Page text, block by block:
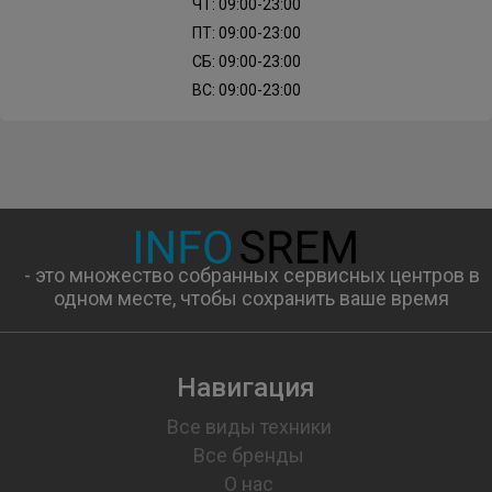
ЧТ: 09:00-23:00
ПТ: 09:00-23:00
СБ: 09:00-23:00
ВС: 09:00-23:00
- это множество собранных сервисных центров в
одном месте, чтобы сохранить ваше время
Навигация
Все виды техники
Все бренды
О нас